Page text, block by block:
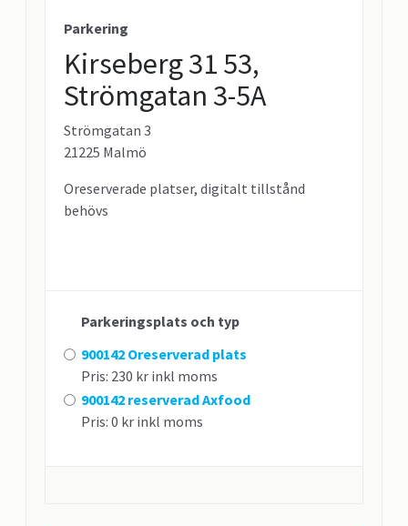
Parkering
Kirseberg 31 53,
Strömgatan 3-5A
Strömgatan 3
21225 Malmö
Oreserverade platser, digitalt tillstånd
behövs
Parkeringsplats och typ
900142 Oreserverad plats
Pris: 230 kr inkl moms
900142 reserverad Axfood
Pris: 0 kr inkl moms